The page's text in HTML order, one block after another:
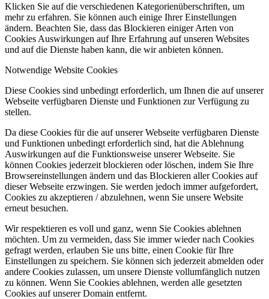
Klicken Sie auf die verschiedenen Kategorienüberschriften, um
mehr zu erfahren. Sie können auch einige Ihrer Einstellungen
ändern. Beachten Sie, dass das Blockieren einiger Arten von
Cookies Auswirkungen auf Ihre Erfahrung auf unseren Websites
und auf die Dienste haben kann, die wir anbieten können.
Notwendige Website Cookies
Diese Cookies sind unbedingt erforderlich, um Ihnen die auf unserer
Webseite verfügbaren Dienste und Funktionen zur Verfügung zu
stellen.
Da diese Cookies für die auf unserer Webseite verfügbaren Dienste
und Funktionen unbedingt erforderlich sind, hat die Ablehnung
Auswirkungen auf die Funktionsweise unserer Webseite. Sie
können Cookies jederzeit blockieren oder löschen, indem Sie Ihre
Browsereinstellungen ändern und das Blockieren aller Cookies auf
dieser Webseite erzwingen. Sie werden jedoch immer aufgefordert,
Cookies zu akzeptieren / abzulehnen, wenn Sie unsere Website
erneut besuchen.
Wir respektieren es voll und ganz, wenn Sie Cookies ablehnen
möchten. Um zu vermeiden, dass Sie immer wieder nach Cookies
gefragt werden, erlauben Sie uns bitte, einen Cookie für Ihre
Einstellungen zu speichern. Sie können sich jederzeit abmelden oder
andere Cookies zulassen, um unsere Dienste vollumfänglich nutzen
zu können. Wenn Sie Cookies ablehnen, werden alle gesetzten
Cookies auf unserer Domain entfernt.